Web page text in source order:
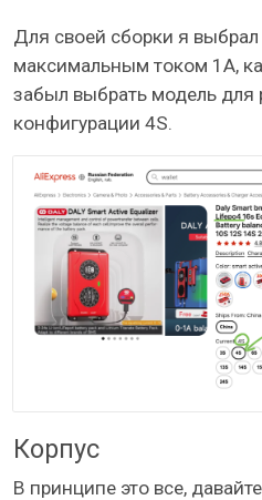
Для своей сборки я выбрал
максимальным током 1А,
забыл выбрать модель для
конфигурации 4S.
Корпус
В принципе это все,